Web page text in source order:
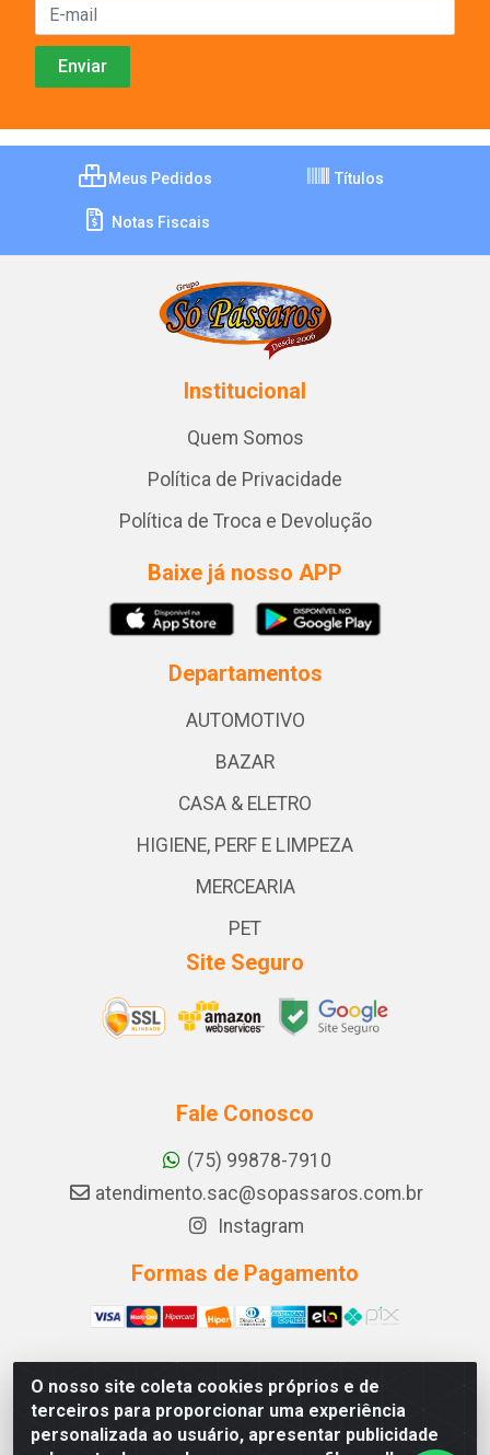
O nosso site coleta cookies próprios e de
terceiros para proporcionar uma experiência
personalizada ao usuário, apresentar publicidade
Meus Pedidos Títulos
Notas Fiscais
Institucional
Quem Somos
Política de Privacidade
Política de Troca e Devolução
Baixe já nosso APP
Departamentos
AUTOMOTIVO
BAZAR
CASA & ELETRO
HIGIENE, PERF E LIMPEZA
MERCEARIA
PET
Site Seguro
Fale Conosco
(75) 99878-7910
atendimento.sac@sopassaros.com.br
Instagram
Formas de Pagamento
A PINA DOS SANTOS DELEZZOTTE LTDA - RODOVIA BA
233, 27 - ZONA RURAL, ITABERABA/BA - CEP 46.880-
000 - CNPJ 30.578.948/0001-90